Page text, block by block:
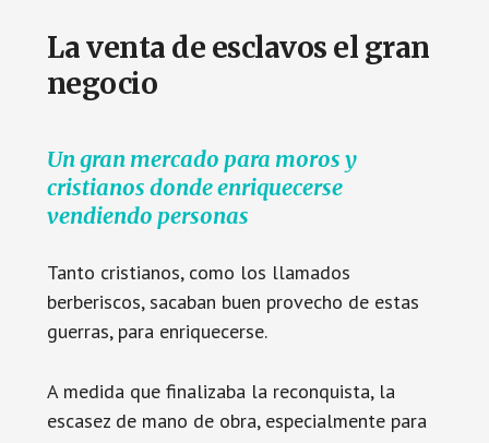
La venta de esclavos el gran
negocio
Un gran mercado para moros y
cristianos donde enriquecerse
vendiendo personas
Tanto cristianos, como los llamados
berberiscos, sacaban buen provecho de estas
guerras, para enriquecerse.
A medida que finalizaba la reconquista, la
escasez de mano de obra, especialmente para